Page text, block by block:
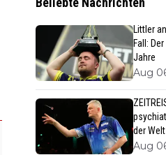
Littler
Fall:
Jahre
Aug
der Welt
Aug